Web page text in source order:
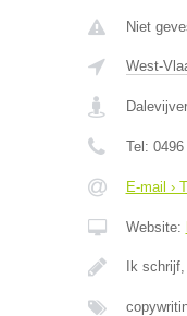
Niet
West-
Tel:
E-mail ›
Website:
Ik